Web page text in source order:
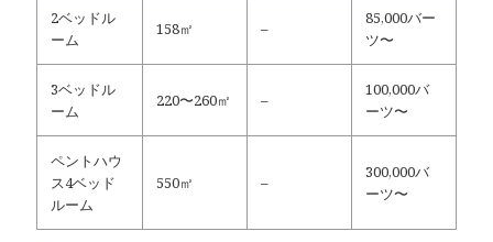
2ベッドル
ーム
158㎡ –
85,000バー
ツ〜
3ベッドル
ーム
220〜260㎡ –
100,000バ
ーツ〜
ペントハウ
ス4ベッド
ルーム
550㎡ –
300,000バ
ーツ〜